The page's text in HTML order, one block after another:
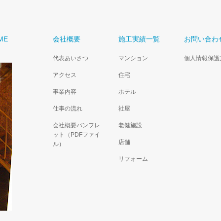
会社概要
代表あいさつ
アクセス
事業内容
仕事の流れ
会社概要パンフレ
ット（PDFファイ
ル）
施工実績一覧
マンション
住宅
ホテル
社屋
老健施設
店舗
リフォーム
お問い合わ
個人情報保護